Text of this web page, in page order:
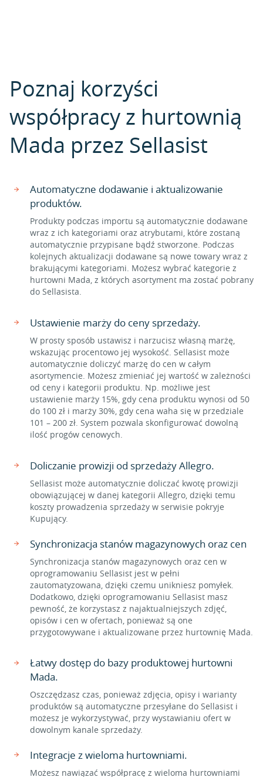
Poznaj korzyści
współpracy z hurtownią
Mada przez Sellasist
Automatyczne dodawanie i aktualizowanie
produktów.
Produkty podczas importu są automatycznie dodawane
wraz z ich kategoriami oraz atrybutami, które zostaną
automatycznie przypisane bądź stworzone. Podczas
kolejnych aktualizacji dodawane są nowe towary wraz z
brakującymi kategoriami. Możesz wybrać kategorie z
hurtowni Mada, z których asortyment ma zostać pobrany
do Sellasista.
Ustawienie marży do ceny sprzedaży.
W prosty sposób ustawisz i narzucisz własną marżę,
wskazując procentowo jej wysokość. Sellasist może
automatycznie doliczyć marżę do cen w całym
asortymencie. Możesz zmieniać jej wartość w zależności
od ceny i kategorii produktu. Np. możliwe jest
ustawienie marży 15%, gdy cena produktu wynosi od 50
do 100 zł i marży 30%, gdy cena waha się w przedziale
101 – 200 zł. System pozwala skonfigurować dowolną
ilość progów cenowych.
Doliczanie prowizji od sprzedaży Allegro.
Sellasist może automatycznie doliczać kwotę prowizji
obowiązującej w danej kategorii Allegro, dzięki temu
koszty prowadzenia sprzedaży w serwisie pokryje
Kupujący.
Synchronizacja stanów magazynowych oraz cen
Synchronizacja stanów magazynowych oraz cen w
oprogramowaniu Sellasist jest w pełni
zautomatyzowana, dzięki czemu unikniesz pomyłek.
Dodatkowo, dzięki oprogramowaniu Sellasist masz
pewność, że korzystasz z najaktualniejszych zdjęć,
opisów i cen w ofertach, ponieważ są one
przygotowywane i aktualizowane przez hurtownię Mada.
Łatwy dostęp do bazy produktowej hurtowni
Mada.
Oszczędzasz czas, ponieważ zdjęcia, opisy i warianty
produktów są automatyczne przesyłane do Sellasist i
możesz je wykorzystywać, przy wystawianiu ofert w
dowolnym kanale sprzedaży.
Integracje z wieloma hurtowniami.
Możesz nawiązać współpracę z wieloma hurtowniami